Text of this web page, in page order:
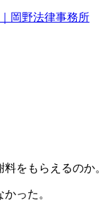
岡野法律事務所
をもらえるのか。
った。